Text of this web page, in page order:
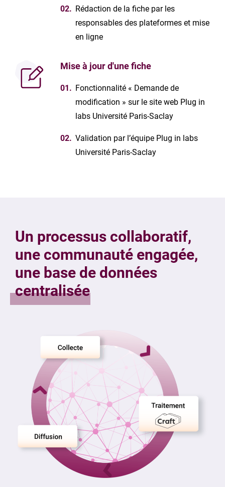
Rédaction de la fiche par les
responsables des plateformes et mise
en ligne
Mise à jour d'une fiche
Fonctionnalité « Demande de
modification » sur le site web Plug in
labs Université Paris-Saclay
Validation par l’équipe Plug in labs
Université Paris-Saclay
Un processus collaboratif,
une communauté engagée,
une base de données
centralisée